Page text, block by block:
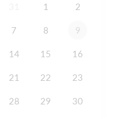
1 2
7 8 9
14 15 16
21 22 23
28 29 30